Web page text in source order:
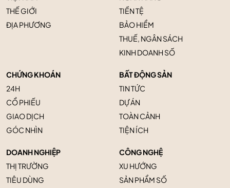
THẾ GIỚI
ĐỊA PHƯƠNG
TIỀN TỆ
BẢO HIỂM
THUẾ, NGÂN SÁCH
KINH DOANH SỐ
CHỨNG KHOÁN
24H
CỔ PHIẾU
GIAO DỊCH
GÓC NHÌN
BẤT ĐỘNG SẢN
TIN TỨC
DỰ ÁN
TOÀN CẢNH
TIỆN ÍCH
DOANH NGHIỆP
THỊ TRƯỜNG
TIÊU DÙNG
CÔNG NGHỆ
XU HƯỚNG
SẢN PHẨM SỐ